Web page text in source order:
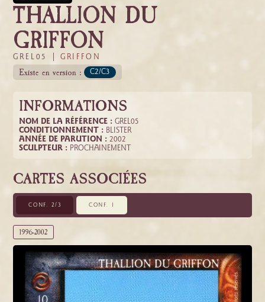
THALLION DU
GRIFFON
GREL05 | GRIFFON
Existe en version : C2/C3
INFORMATIONS
NOM DE LA RÉFÉRENCE : GREL05
CONDITIONNEMENT : BLISTER
ANNÉE DE PARUTION : 2002
SCULPTEUR : PROCHAINEMENT
CARTES ASSOCIÉES
CONF. 2/3 CONF. 1
1996-2002